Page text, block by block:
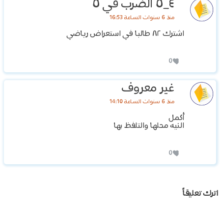
٤_٥ الضرب في ٥
منذ 6 سنوات الساعة 16:53
اشترك ٨٢ طالبا في استعراض رياضي
0
غير معروف
منذ 6 سنوات الساعة 14:10
أكمل
النيه محلها والتلفظ بها
0
اترك تعليقاً